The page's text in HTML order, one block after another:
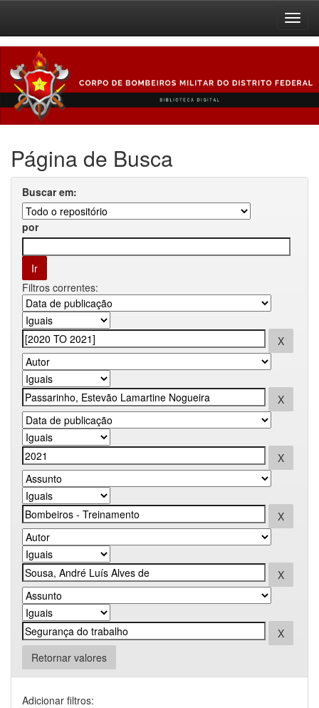
navigation
Página de Busca
Buscar em:
por
Filtros correntes:
Retornar valores
Adicionar filtros: